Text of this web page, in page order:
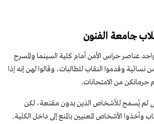
جامعة الفنون
عناصر حراس الأمن أمام كلية السينما والمسرح
وقدموا النقاب للطالبات، وقالوا لهن إنه إذا
حرمانكن من الامتحانات.
لم يُسمح للأشخاص الذين بدون مقنعة، لكن
وأخذوا الأشخاص المعنيين بالمنع إلى داخل الكلية.